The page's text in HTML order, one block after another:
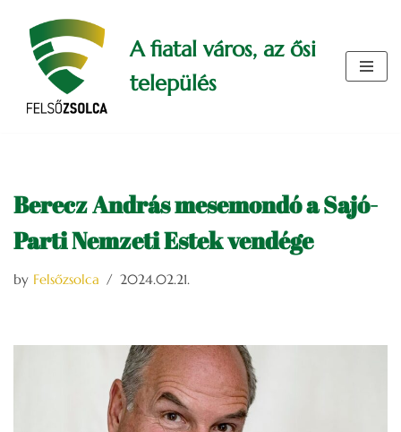
Skip
content
A fiatal város, az ősi
település
Berecz András mesemondó a Sajó-
Parti Nemzeti Estek vendége
by Felsőzsolca 2024.02.21.